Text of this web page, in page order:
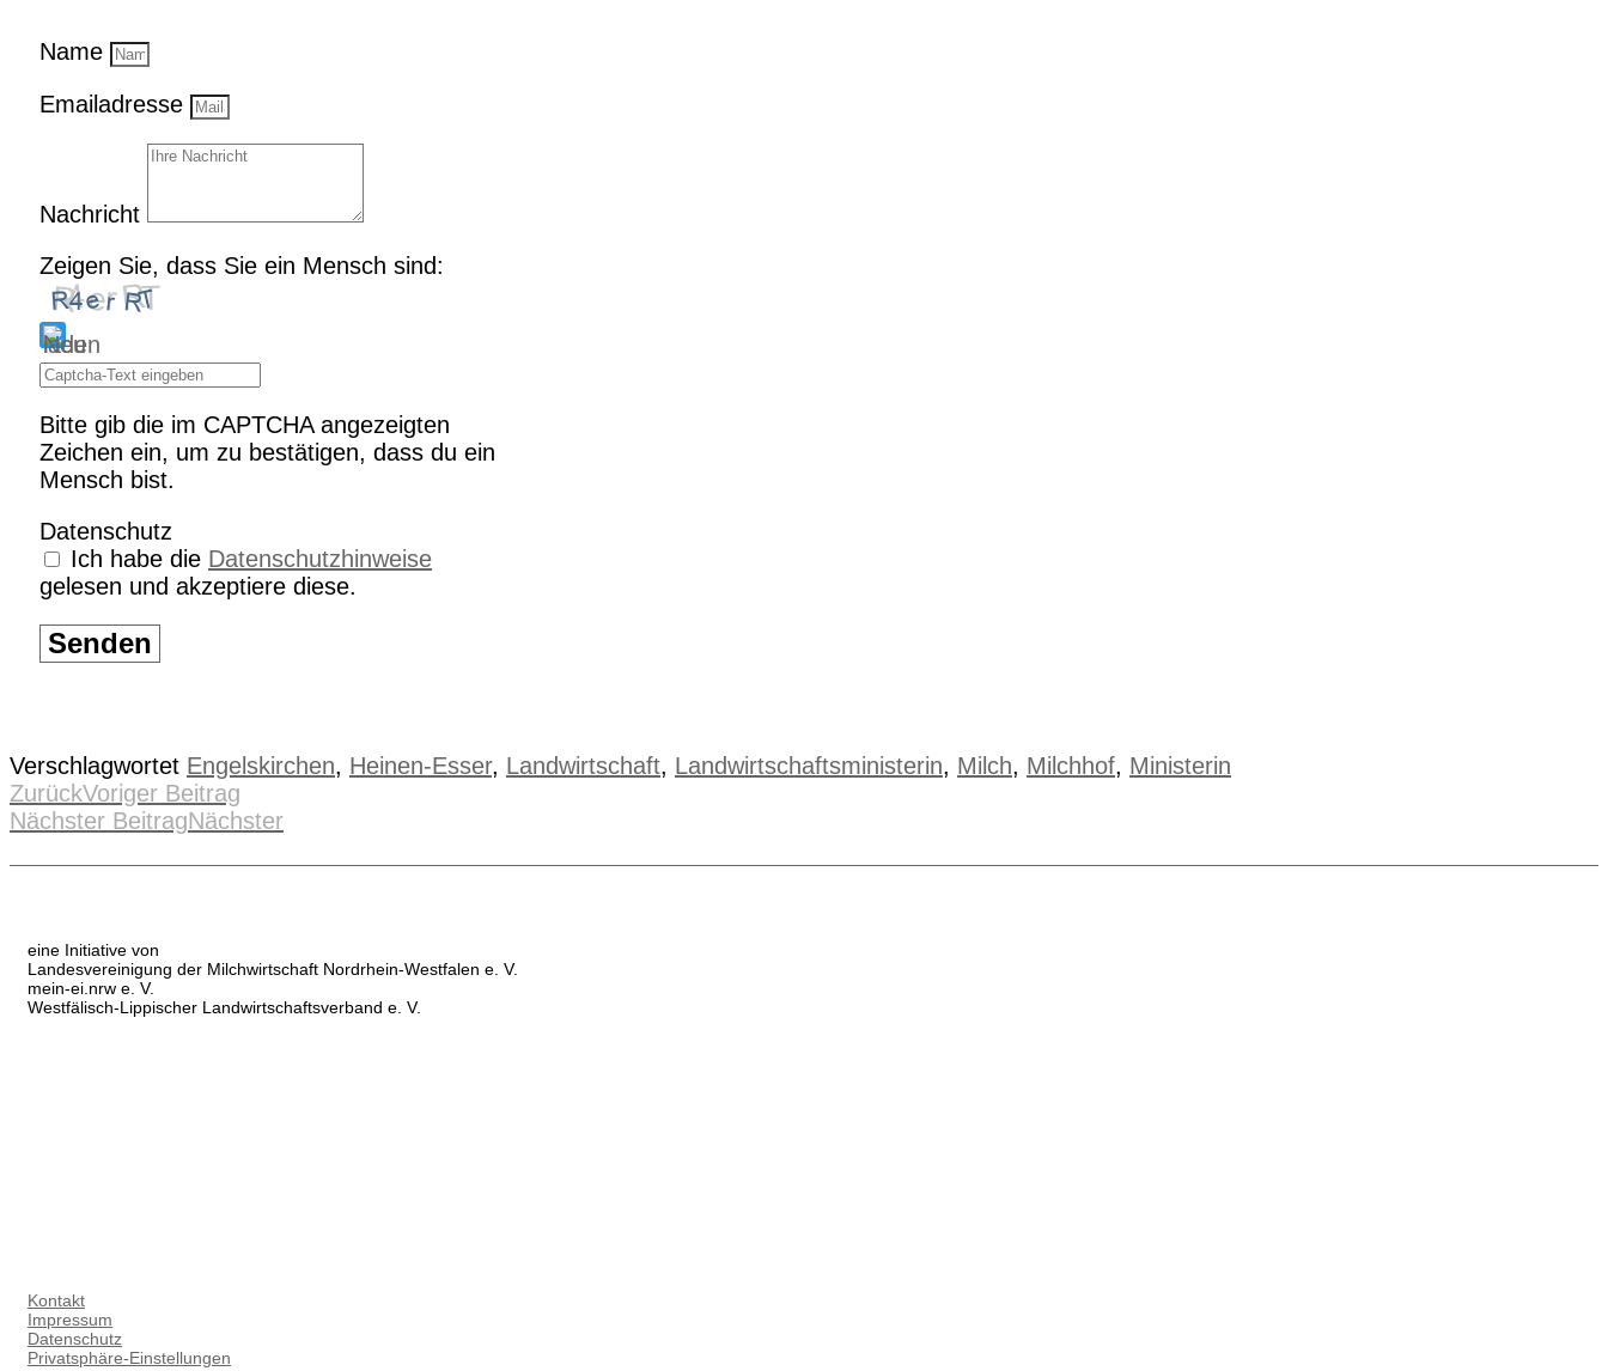
Name
Emailadresse
Nachricht
Zeigen Sie, dass Sie ein Mensch sind:
Bitte gib die im CAPTCHA angezeigten
Zeichen ein, um zu bestätigen, dass du ein
Mensch bist.
Datenschutz
Ich habe die Datenschutzhinweise
gelesen und akzeptiere diese.
Senden
Verschlagwortet Engelskirchen, Heinen-Esser, Landwirtschaft, Landwirtschaftsministerin, Milch, Milchhof, Ministerin
ZurückVoriger Beitrag
Nächster BeitragNächster
eine Initiative von
Landesvereinigung der Milchwirtschaft Nordrhein-Westfalen e. V.
mein-ei.nrw e. V.
Westfälisch-Lippischer Landwirtschaftsverband e. V.
Kontakt
Impressum
Datenschutz
Privatsphäre-Einstellungen